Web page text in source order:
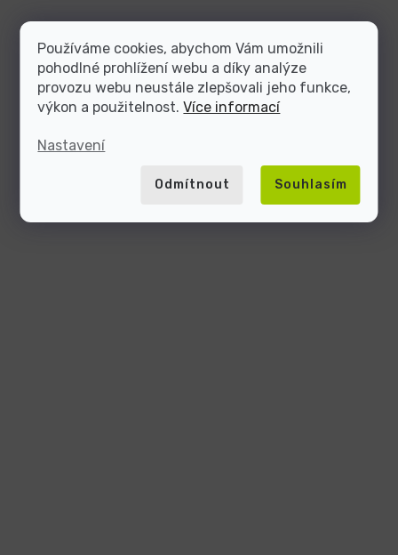
Používáme cookies, abychom Vám umožnili
pohodlné prohlížení webu a díky analýze
provozu webu neustále zlepšovali jeho funkce,
výkon a použitelnost.Více informací
Nastavení
Odmítnout Souhlasím